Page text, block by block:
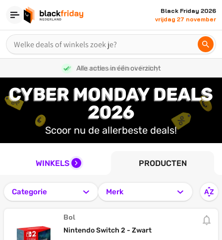
Black Friday 2026
vrijdag 27 november
Alle acties in één overzicht
CYBER MONDAY DEALS
2026
Scoor nu de allerbeste deals!
WINKELS PRODUCTEN
Categorie Merk
Bol
Nintendo Switch 2 - Zwart